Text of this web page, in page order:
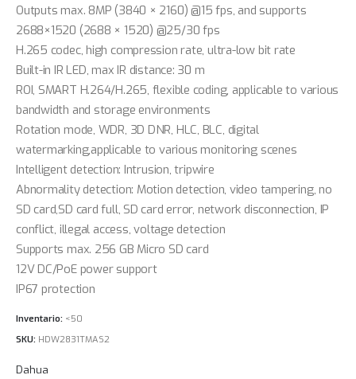
Outputs max. 8MP (3840 × 2160) @15 fps, and supports
2688×1520 (2688 × 1520) @25/30 fps
H.265 codec, high compression rate, ultra-low bit rate
Built-in IR LED, max IR distance: 30 m
ROI, SMART H.264/H.265, flexible coding, applicable to various
bandwidth and storage environments
Rotation mode, WDR, 3D DNR, HLC, BLC, digital
watermarking,applicable to various monitoring scenes
Intelligent detection: Intrusion, tripwire
Abnormality detection: Motion detection, video tampering, no
SD card,SD card full, SD card error, network disconnection, IP
conflict, illegal access, voltage detection
Supports max. 256 GB Micro SD card
12V DC/PoE power support
IP67 protection
Inventario: <50
SKU: HDW2831TMAS2
Dahua